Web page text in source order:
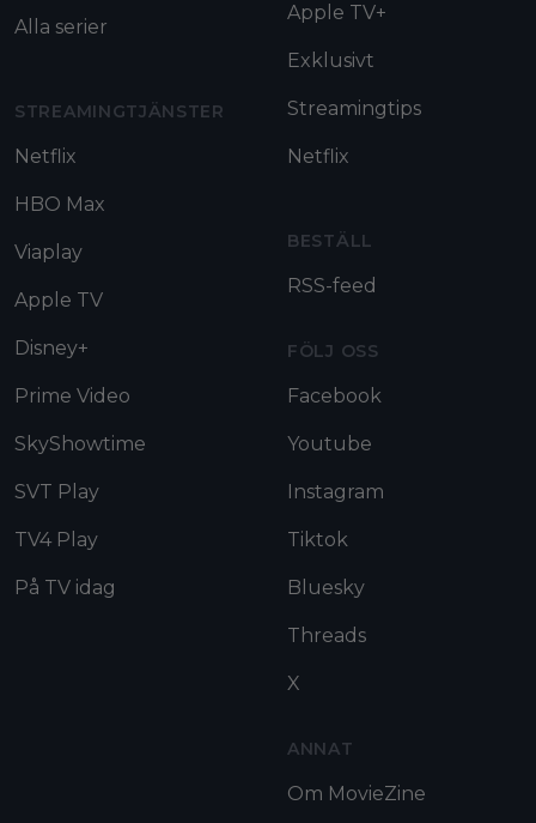
Alla serier
STREAMINGTJÄNSTER
Netflix
HBO Max
Viaplay
Apple TV
Disney+
Prime Video
SkyShowtime
SVT Play
TV4 Play
På TV idag
Apple TV+
Exklusivt
Streamingtips
Netflix
BESTÄLL
RSS-feed
FÖLJ OSS
Facebook
Youtube
Instagram
Tiktok
Bluesky
Threads
X
ANNAT
Om MovieZine